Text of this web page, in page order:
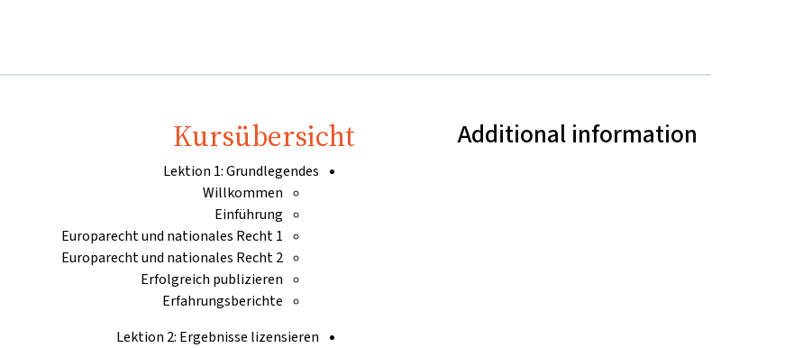
Additional information
Kursübersicht
Lektion 1: Grundlegendes
Willkommen
Einführung
Europarecht und nationales Recht 1
Europarecht und nationales Recht 2
Erfolgreich publizieren
Erfahrungsberichte
Lektion 2: Ergebnisse lizensieren